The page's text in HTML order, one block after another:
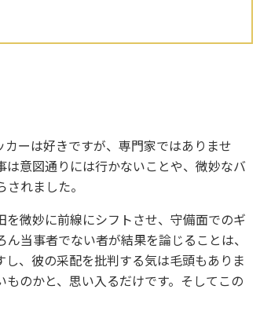
ーは好きですが、専門家ではありませ
意図通りには行かないことや、微妙なバ
れました。
微妙に前線にシフトさせ、守備面でのギ
当事者でない者が結果を論じることは、
、彼の采配を批判する気は毛頭もありま
のかと、思い入るだけです。そしてこの